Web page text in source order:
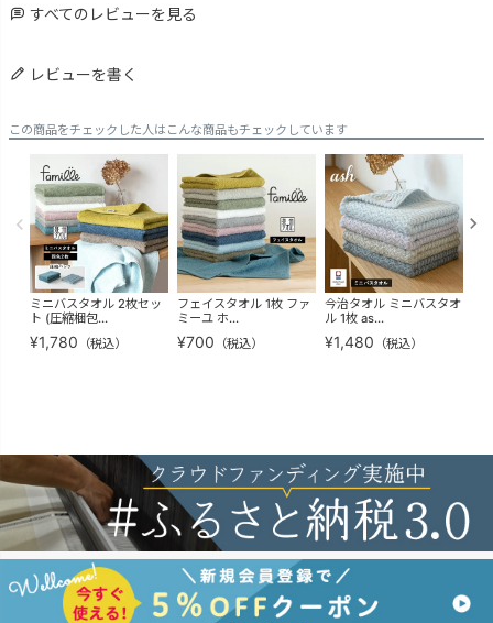
すべてのレビューを見る
レビューを書く
この商品をチェックした人はこんな商品もチェックしています
ミニバスタオル 2枚セッ
ト (圧縮梱包...
¥1,780 （税込）
フェイスタオル 1枚 ファ
ミーユ ホ...
¥700 （税込）
今治タオル ミニバスタオ
ル 1枚 as...
¥1,480 （税込）